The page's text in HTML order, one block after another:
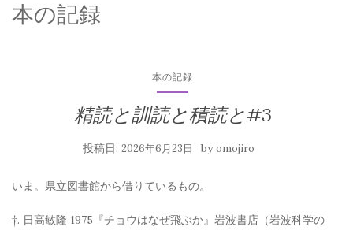
本の記録
本の記録
精読と訓読と積読と#3
投稿日: 2026年6月23日 byomojiro
いま。県立図書館から借りているもの。
†. 日高敏隆 1975『チョウはなぜ飛ぶか』岩波書店（岩波科学の